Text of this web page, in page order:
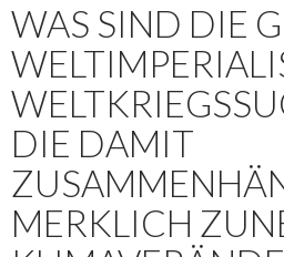
WAS SIND DIE
DIE DAMIT
MERKLICH